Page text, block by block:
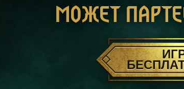
МОЖЕТ